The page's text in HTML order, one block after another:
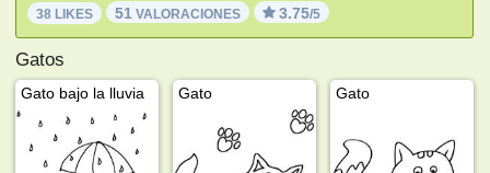
38 LIKES 51 VALORACIONES 3.75/5
Gatos
Gato bajo la lluvia Gato Gato